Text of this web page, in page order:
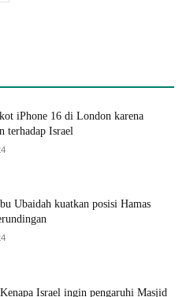
iPhone 16 di London karena
terhadap Israel
Ubaidah kuatkan posisi Hamas
Israel ingin pengaruhi Masjid